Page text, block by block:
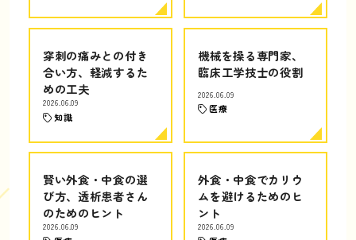
穿刺の痛みとの付き
合い方、軽減するた
めの工夫
2026.06.09
知識
機械を操る専門家、
臨床工学技士の役割
2026.06.09
医療
賢い外食・中食の選
び方、透析患者さん
のためのヒント
2026.06.09
外食・中食でカリウ
ムを避けるためのヒ
ント
2026.06.09